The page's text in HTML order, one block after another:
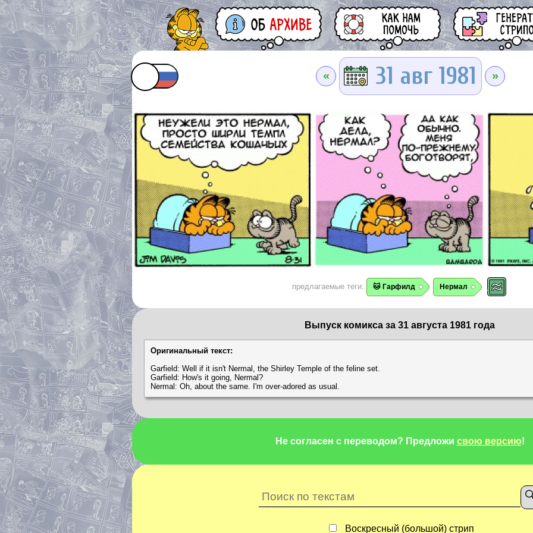
« 31 авг 1981 »
предлагаемые теги: 🐱 Гарфилд Нермал
Выпуск комикса за 31 августа 1981 года
Оригинальный текст:
Garfield: Well if it isn't Nermal, the Shirley Temple of the feline set.
Garfield: How's it going, Nermal?
Nermal: Oh, about the same. I'm over-adored as usual.
Не согласен с переводом? Предложи свою версию!
Воскресный (большой) стрип